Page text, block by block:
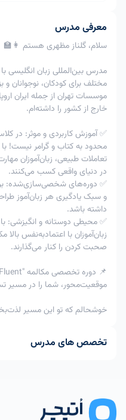
1
لغو کلاس
با اعمال
80%
2
تغییر
زمان
کلاس
امکان
3 لغوتوافقی
امکان پذیر
تومان
آموز برگشت خواهد شد.
معرفی مدرس
سلام، گلناز مظهری هستم 👩‍🏫
مختلف برای کودکان، نوجوانان و
موسسات تهران از جمله ایران
خارج از کشور را داشته‌ام.
✅ آموزش کاربردی و موثر: در
محدود به کتاب و گرامر نیست!
تعاملات طبیعی، زبان‌آموزان
در دنیای واقعی کسب می‌کنند.
✅ دوره‌های شخصی‌سازی‌شده:
و سبک یادگیری هر زبان‌آموز
داشته باشد.
✅ محیطی دوستانه و انگیزشی:
زبان‌آموزان با اعتمادبه‌نفس
صحبت کردن را کنار می‌گذارند.
موقعیت‌محور، شما را در مسیر
خوشحالم که تو این مسیر
تخصص های مدرس